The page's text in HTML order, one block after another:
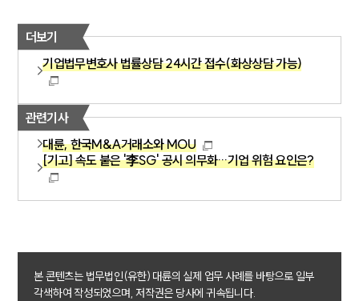
더보기
기업법무변호사 법률상담 24시간 접수(화상상담 가능)
관련기사
대륜, 한국M&A거래소와 MOU
[기고] 속도 붙은 '李SG' 공시 의무화…기업 위험 요인은?
본 콘텐츠는 법무법인(유한) 대륜의 실제 업무 사례를 바탕으로 일부
각색하여 작성되었으며, 저작권은 당사에 귀속됩니다.